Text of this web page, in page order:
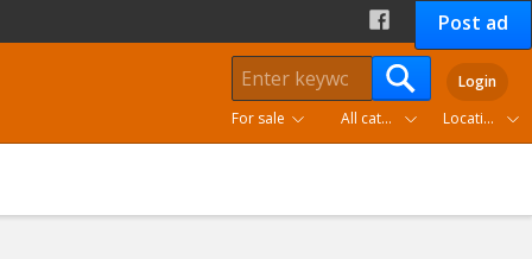
Post ad
Login
For sale
All categories Location